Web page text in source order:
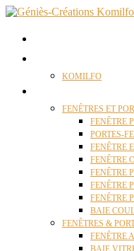
KOMILFO
FENÊTRES ET
FENÊTRE
PORTES-
FENÊTRE
FENÊTRE
FENÊTRE
FENÊTRE
FENÊTRE
BAIE
FENÊTRES &
FENÊTRE
BAIE